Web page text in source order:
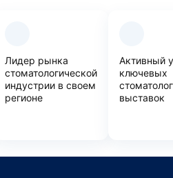
Лидер рынка
стоматологической
индустрии в своем
регионе
Активный
ключевых
выставок